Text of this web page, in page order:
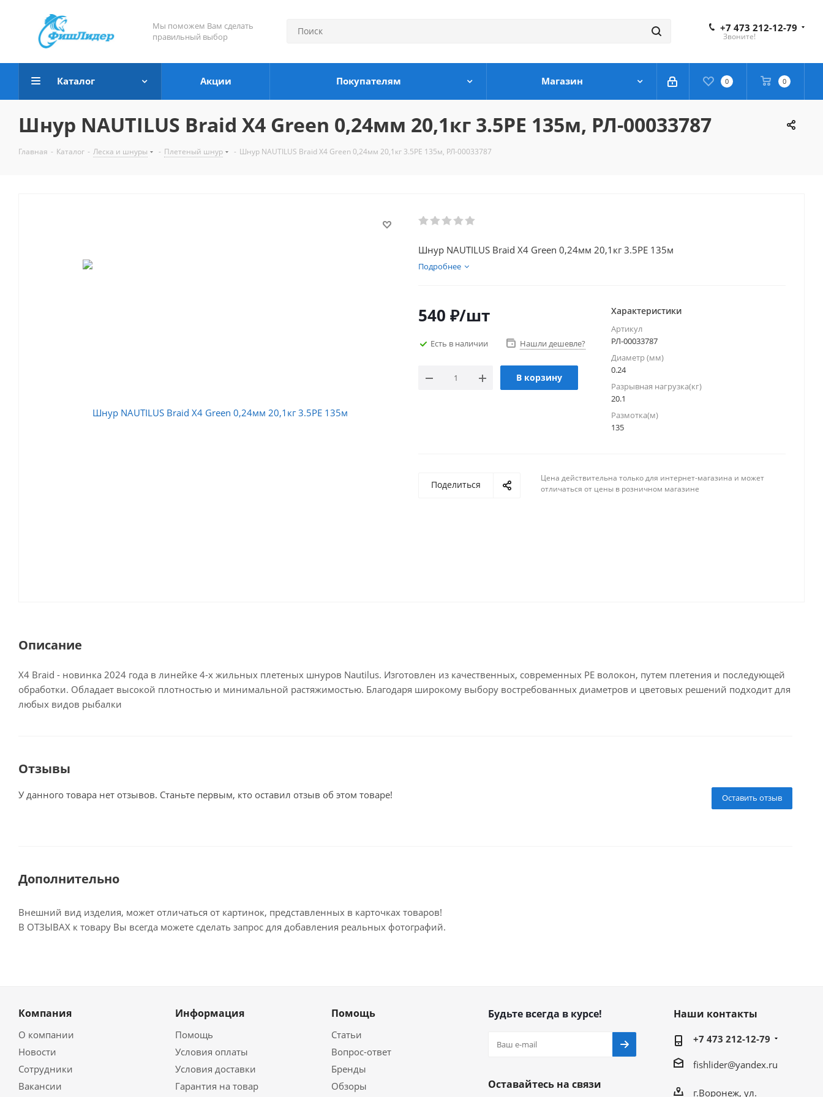
Мы поможем Вам сделать
правильный выбор
+7 473 212-12-79
Звоните!
0 0
Каталог Акции Покупателям Магазин
Шнур NAUTILUS Braid X4 Green 0,24мм 20,1кг 3.5PE 135м, РЛ-00033787
Главная - Каталог - Леска и шнуры - Плетеный шнур - Шнур NAUTILUS Braid X4 Green 0,24мм 20,1кг 3.5PE 135м, РЛ-00033787
Шнур NAUTILUS Braid X4 Green 0,24мм 20,1кг 3.5PE 135м
Подробнее
540 ₽/шт
Есть в наличии Нашли дешевле?
В корзину
Характеристики
Артикул
РЛ-00033787
Диаметр (мм)
0.24
Разрывная нагрузка(кг)
20.1
Размотка(м)
135
Поделиться
Цена действительна только для интернет-магазина и может
отличаться от цены в розничном магазине
Описание
X4 Braid - новинка 2024 года в линейке 4-х жильных плетеных шнуров Nautilus. Изготовлен из качественных, современных PE волокон, путем плетения и последующей
обработки. Обладает высокой плотностью и минимальной растяжимостью. Благодаря широкому выбору востребованных диаметров и цветовых решений подходит для
любых видов рыбалки
Отзывы
Оставить отзыв
У данного товара нет отзывов. Станьте первым, кто оставил отзыв об этом товаре!
Дополнительно
Внешний вид изделия, может отличаться от картинок, представленных в карточках товаров!
В ОТЗЫВАХ к товару Вы всегда можете сделать запрос для добавления реальных фотографий.
Компания
О компании
Новости
Сотрудники
Вакансии
Информация
Помощь
Условия оплаты
Условия доставки
Гарантия на товар
Помощь
Статьи
Вопрос-ответ
Бренды
Обзоры
Будьте всегда в курсе!
Оставайтесь на связи
Наши контакты
+7 473 212-12-79
fishlider@yandex.ru
г.Воронеж, ул.